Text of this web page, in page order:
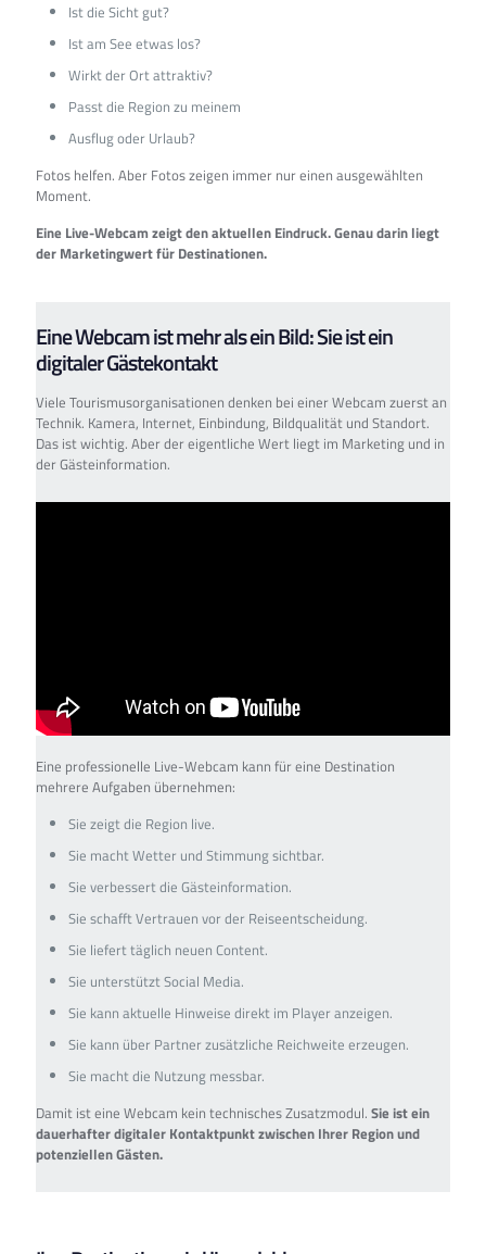
Ist die Sicht gut?
Ist am See etwas los?
Wirkt der Ort attraktiv?
Passt die Region zu meinem
Ausflug oder Urlaub?
Fotos helfen. Aber Fotos zeigen immer nur einen ausgewählten
Moment.
Eine Live-Webcam zeigt den aktuellen Eindruck. Genau darin liegt
der Marketingwert für Destinationen.
Eine Webcam ist mehr als ein Bild: Sie ist ein
digitaler Gästekontakt
Viele Tourismusorganisationen denken bei einer Webcam zuerst an
Technik. Kamera, Internet, Einbindung, Bildqualität und Standort.
Das ist wichtig. Aber der eigentliche Wert liegt im Marketing und in
der Gästeinformation.
Eine professionelle Live-Webcam kann für eine Destination
mehrere Aufgaben übernehmen:
Sie zeigt die Region live.
Sie macht Wetter und Stimmung sichtbar.
Sie verbessert die Gästeinformation.
Sie schafft Vertrauen vor der Reiseentscheidung.
Sie liefert täglich neuen Content.
Sie unterstützt Social Media.
Sie kann aktuelle Hinweise direkt im Player anzeigen.
Sie kann über Partner zusätzliche Reichweite erzeugen.
Sie macht die Nutzung messbar.
Damit ist eine Webcam kein technisches Zusatzmodul. Sie ist ein
dauerhafter digitaler Kontaktpunkt zwischen Ihrer Region und
potenziellen Gästen.